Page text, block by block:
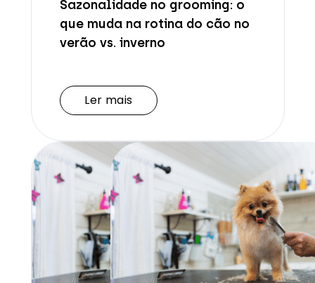
Sazonalidade no grooming: o
que muda na rotina do cão no
verão vs. inverno
Ler mais